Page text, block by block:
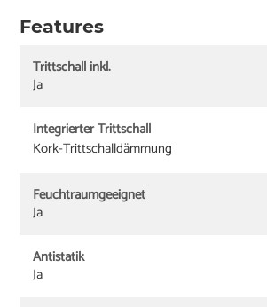
Features
Trittschall inkl.
Ja
Integrierter Trittschall
Kork-Trittschalldämmung
Feuchtraumgeeignet
Ja
Antistatik
Ja